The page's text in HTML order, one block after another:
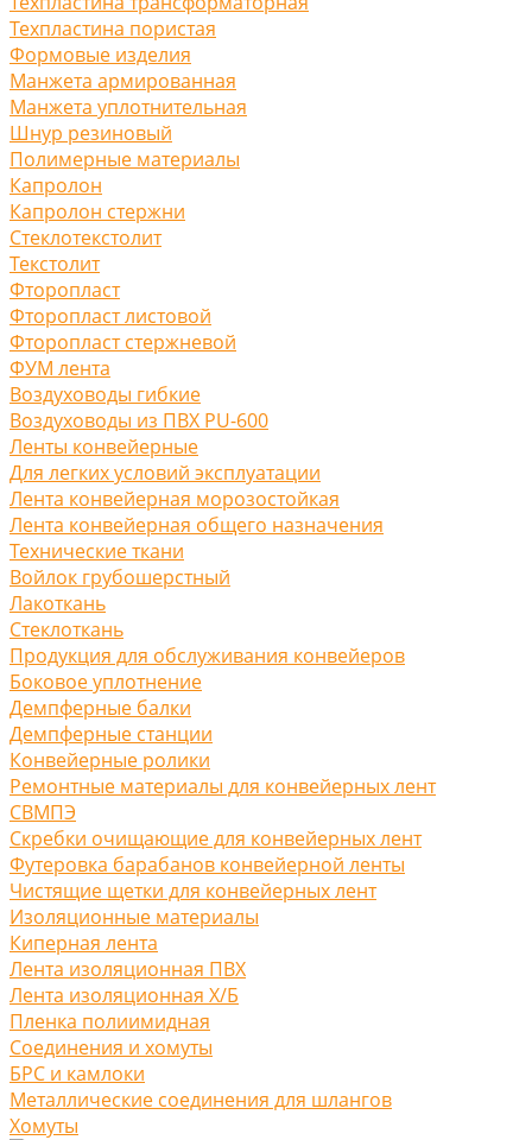
Техпластина пористая
Формовые изделия
Манжета армированная
Манжета уплотнительная
Шнур резиновый
Полимерные материалы
Капролон
Капролон стержни
Стеклотекстолит
Текстолит
Фторопласт
Фторопласт листовой
Фторопласт стержневой
ФУМ лента
Воздуховоды гибкие
Воздуховоды из ПВХ PU-600
Ленты конвейерные
Для легких условий эксплуатации
Лента конвейерная морозостойкая
Лента конвейерная общего назначения
Технические ткани
Войлок грубошерстный
Лакоткань
Стеклоткань
Продукция для обслуживания конвейеров
Боковое уплотнение
Демпферные балки
Демпферные станции
Конвейерные ролики
Ремонтные материалы для конвейерных лент
СВМПЭ
Скребки очищающие для конвейерных лент
Футеровка барабанов конвейерной ленты
Чистящие щетки для конвейерных лент
Изоляционные материалы
Киперная лента
Лента изоляционная ПВХ
Лента изоляционная Х/Б
Пленка полиимидная
Соединения и хомуты
БРС и камлоки
Металлические соединения для шлангов
Хомуты